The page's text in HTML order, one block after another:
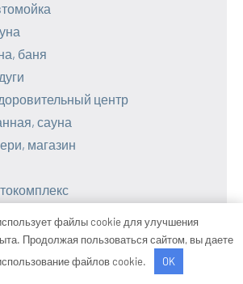
баня
центр
сауна
магазин
файлы cookie для улучшения
Продолжая пользоваться сайтом, вы даете
файлов cookie.
OK